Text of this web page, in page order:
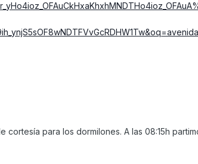
cortesía para los dormilones. A las 08:15h